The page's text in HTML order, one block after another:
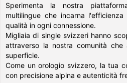
Sperimenta la nostra
multilingue che incarna
qualità in ogni connessione.
Migliaia di single svizzeri hanno
attraverso la nostra comunità che
superficie.
Come un orologio svizzero, la tua
con precisione alpina e autenticità